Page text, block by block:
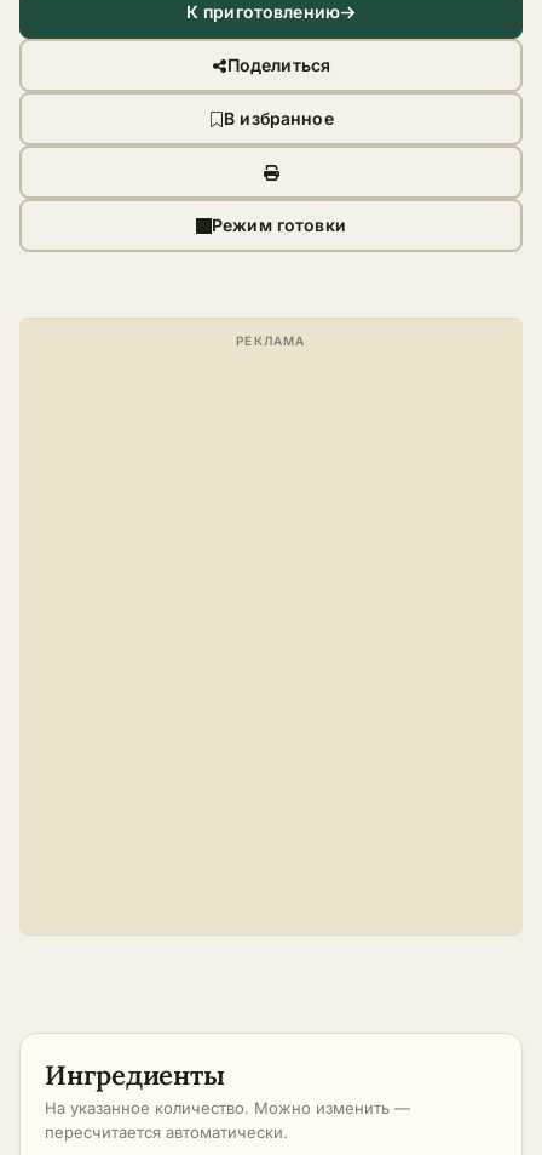
К приготовлению
Поделиться
В избранное
Режим готовки
Ингредиенты
На указанное количество. Можно изменить —
пересчитается автоматически.